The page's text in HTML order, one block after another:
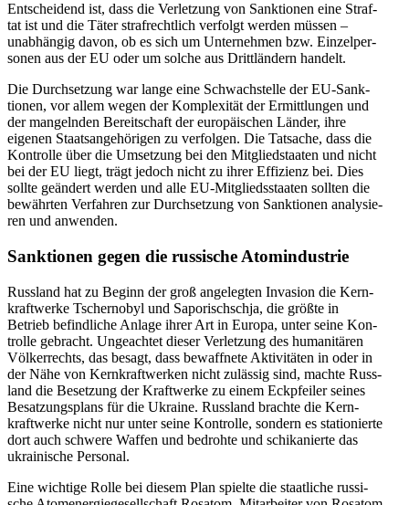
Ent­schei­dend ist, dass die Ver­let­zung von Sank­tio­nen eine Straf­
tat ist und die Täter straf­recht­lich ver­folgt werden müssen –
unab­hän­gig davon, ob es sich um Unter­neh­men bzw. Ein­zel­per­
so­nen aus der EU oder um solche aus Dritt­län­dern handelt.
Die Durch­set­zung war lange eine Schwach­stelle der EU-Sank­
tio­nen, vor allem wegen der Kom­ple­xi­tät der Ermitt­lun­gen und
der man­geln­den Bereit­schaft der euro­päi­schen Länder, ihre
eigenen Staats­an­ge­hö­ri­gen zu ver­fol­gen. Die Tat­sa­che, dass die
Kon­trolle über die Umset­zung bei den Mit­glied­staa­ten und nicht
bei der EU liegt, trägt jedoch nicht zu ihrer Effi­zi­enz bei. Dies
sollte geän­dert werden und alle EU-Mit­glieds­staa­ten sollten die
bewähr­ten Ver­fah­ren zur Durch­set­zung von Sank­tio­nen ana­ly­sie­
ren und anwenden.
Sank­tio­nen gegen die rus­si­sche Atomindustrie
Russ­land hat zu Beginn der groß ange­leg­ten Inva­sion die Kern­
kraft­werke Tscher­no­byl und Sapo­rischschja, die größte in
Betrieb befind­li­che Anlage ihrer Art in Europa, unter seine Kon­
trolle gebracht. Unge­ach­tet dieser Ver­let­zung des huma­ni­tä­ren
Völ­ker­rechts, das besagt, dass bewaff­nete Akti­vi­tä­ten in oder in
der Nähe von Kern­kraft­wer­ken nicht zuläs­sig sind, machte Russ­
land die Beset­zung der Kraft­werke zu einem Eck­pfei­ler seines
Besat­zungs­plans für die Ukraine. Russ­land brachte die Kern­
kraft­werke nicht nur unter seine Kon­trolle, sondern es sta­tio­nierte
dort auch schwere Waffen und bedrohte und schi­ka­nierte das
ukrai­ni­sche Personal.
Eine wich­tige Rolle bei diesem Plan spielte die staat­li­che rus­si­